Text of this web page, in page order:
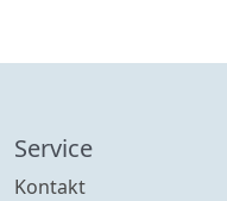
Service
Kontakt